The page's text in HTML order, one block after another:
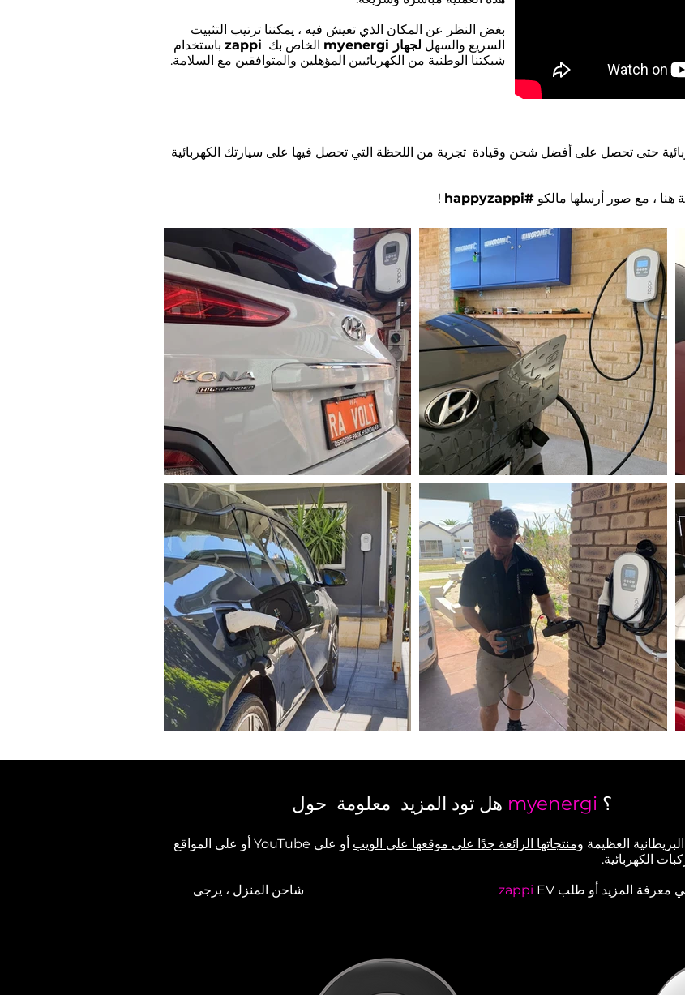
بغض النظر عن المكان الذي تعيش فيه ، يمكننا ترتيب التثبيت
السريع والسهل لجهاز myenergi الخاص بك zappi باستخدام
شبكتنا الوطنية من الكهربائيين المؤهلين والمتوافقين مع السلامة.
حتى تحصل على أفضل شحن وقيادة تجربة من اللحظة التي تحصل فيها على سيارتك الكهربائية
هنا ، مع صور أرسلها مالكو #happyzappi
!
هل تود المزيد معلومة حول myenergi ؟
العظيمة ومنتجاتها الرائعة جدًا على موقعها على الويب
أو على YouTube أو على المواقع
الكهربائية.
في معرفة المزيد أو طلب zappi EV
شاحن المنزل ، يرجى